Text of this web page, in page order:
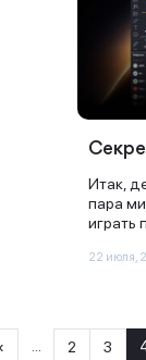
Итак,
пара
играть
22 июля,
... 2 3